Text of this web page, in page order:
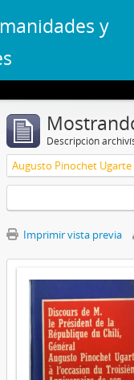
y
Descripción
Augusto Pinochet Ugarte
Imprimir vista previa